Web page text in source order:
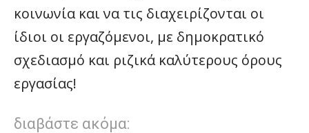
κοινωνία και να τις διαχειρίζονται οι
ίδιοι οι εργαζόμενοι, με δημοκρατικό
σχεδιασμό και ριζικά καλύτερους όρους
εργασίας!
διαβάστε ακόμα: